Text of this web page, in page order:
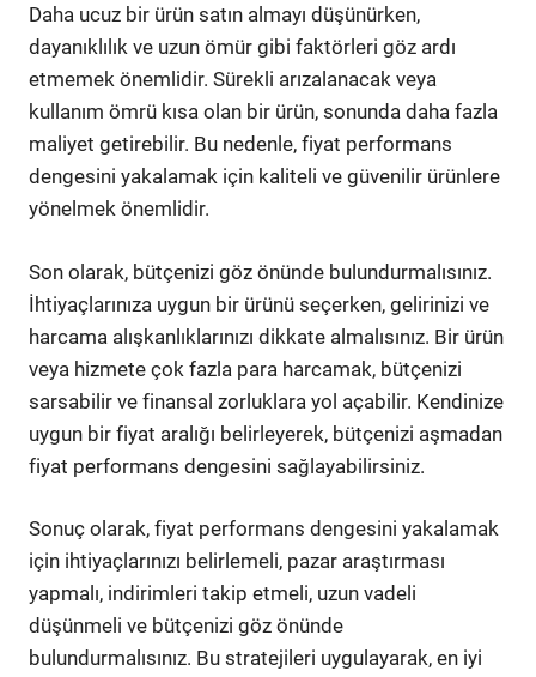
Daha ucuz bir ürün satın almayı düşünürken,
dayanıklılık ve uzun ömür gibi faktörleri göz ardı
etmemek önemlidir. Sürekli arızalanacak veya
kullanım ömrü kısa olan bir ürün, sonunda daha fazla
maliyet getirebilir. Bu nedenle, fiyat performans
dengesini yakalamak için kaliteli ve güvenilir ürünlere
yönelmek önemlidir.
Son olarak, bütçenizi göz önünde bulundurmalısınız.
İhtiyaçlarınıza uygun bir ürünü seçerken, gelirinizi ve
harcama alışkanlıklarınızı dikkate almalısınız. Bir ürün
veya hizmete çok fazla para harcamak, bütçenizi
sarsabilir ve finansal zorluklara yol açabilir. Kendinize
uygun bir fiyat aralığı belirleyerek, bütçenizi aşmadan
fiyat performans dengesini sağlayabilirsiniz.
Sonuç olarak, fiyat performans dengesini yakalamak
için ihtiyaçlarınızı belirlemeli, pazar araştırması
yapmalı, indirimleri takip etmeli, uzun vadeli
düşünmeli ve bütçenizi göz önünde
bulundurmalısınız. Bu stratejileri uygulayarak, en iyi